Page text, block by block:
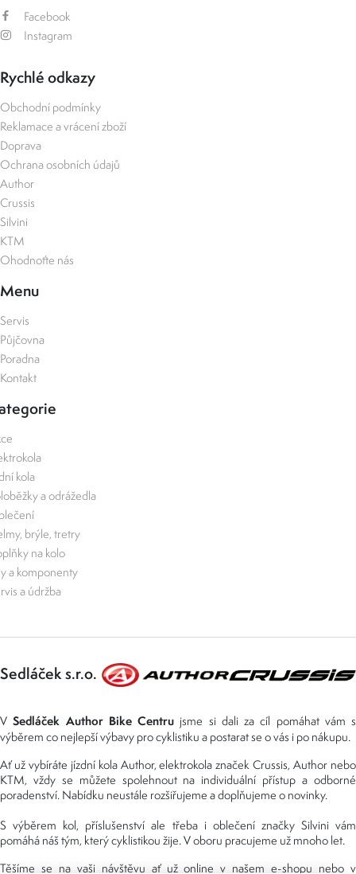
Facebook
Instagram
Rychlé odkazy
Obchodní podmínky
Reklamace a vrácení zboží
Doprava
Ochrana osobních údajů
Author
Crussis
Silvini
KTM
Ohodnoťte nás
Menu
Servis
Půjčovna
Poradna
Kontakt
kola
a odrážedla
brýle, tretry
na kolo
a komponenty
a údržba
Sedláček s.r.o.
VSedláček Author Bike Centru jsme si dali za cíl pomáhat vám s
výběrem co nejlepší výbavy pro cyklistiku a postarat se o vás i po nákupu.
Ať už vybíráte jízdní kola Author, elektrokola značek Crussis, Author nebo
KTM, vždy se můžete spolehnout na individuální přístup a odborné
poradenství. Nabídku neustále rozšiřujeme a doplňujeme o novinky.
S výběrem kol, příslušenství ale třeba i oblečení značky Silvini vám
pomáhá náš tým, který cyklistikou žije. V oboru pracujeme už mnoho let.
Těšíme se na vaši návštěvu ať už online v našem e-shopu nebo v